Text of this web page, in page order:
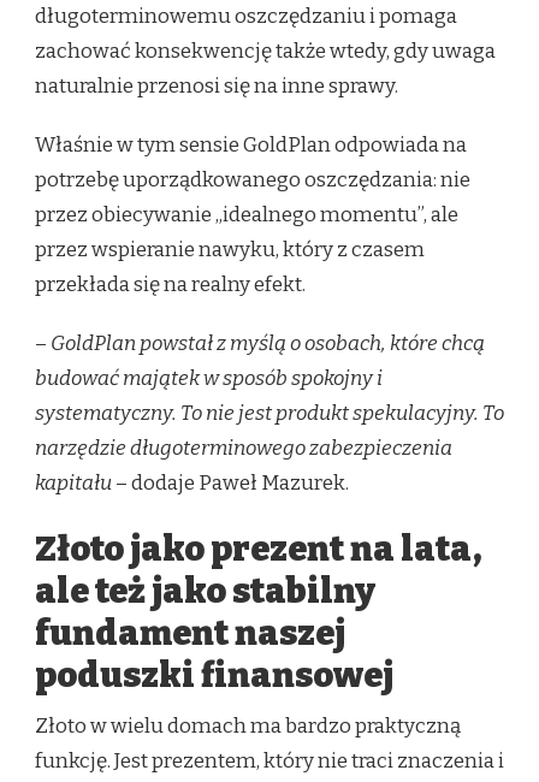
długoterminowemu oszczędzaniu i pomaga
zachować konsekwencję także wtedy, gdy uwaga
naturalnie przenosi się na inne sprawy.
Właśnie w tym sensie GoldPlan odpowiada na
potrzebę uporządkowanego oszczędzania: nie
przez obiecywanie „idealnego momentu”, ale
przez wspieranie nawyku, który z czasem
przekłada się na realny efekt.
– GoldPlan powstał z myślą o osobach, które chcą
budować majątek w sposób spokojny i
systematyczny. To nie jest produkt spekulacyjny. To
narzędzie długoterminowego zabezpieczenia
kapitału– dodaje Paweł Mazurek.
Złoto jako prezent na lata,
ale też jako stabilny
fundamentnaszej
poduszki finansowej
Złoto w wielu domach ma bardzo praktyczną
funkcję. Jest prezentem, który nie traci znaczenia i